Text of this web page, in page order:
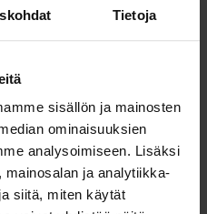
Tietoja
sisällön ja mainosten
ominaisuuksien
analysoimiseen. Lisäksi
ja analytiikka-
siitä, miten käytät
kannalta tämä on riski.
ei kehitetä ja
tuen varmistamisen
olisi tärkeää pitää
ja lapsen
yhteistyöstä. On